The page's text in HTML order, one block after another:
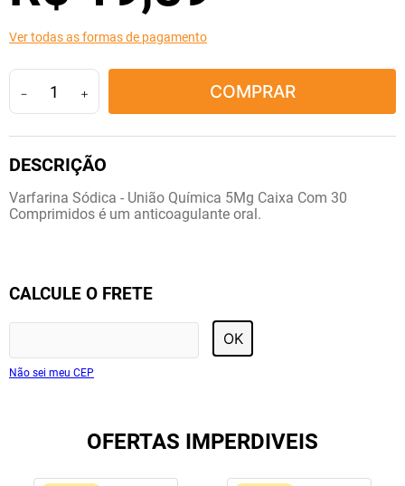
Ver todas as formas de pagamento
＋
－ COMPRAR
Varfarina Sódica - União Química 5Mg Caixa Com 30
Comprimidos é um anticoagulante oral.
CALCULE O FRETE
OK
Não sei meu CEP
OFERTAS IMPERDIVEIS